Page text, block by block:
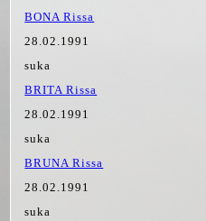
BONA Rissa
28.02.1991
suka
BRITA Rissa
28.02.1991
suka
BRUNA Rissa
28.02.1991
suka